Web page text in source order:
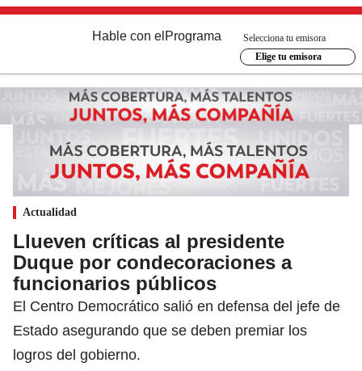
Hable con el Programa
Selecciona tu emisora
Elige tu emisora
Actualidad
Llueven críticas al presidente
Duque por condecoraciones a
funcionarios públicos
El Centro Democrático salió en defensa del jefe de
Estado asegurando que se deben premiar los
logros del gobierno.